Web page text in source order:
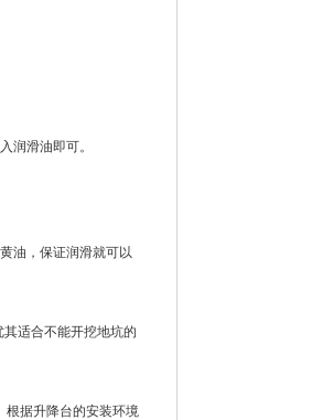
润滑油即可。
油，保证润滑就可以
适合不能开挖地坑的
根据升降台的安装环境